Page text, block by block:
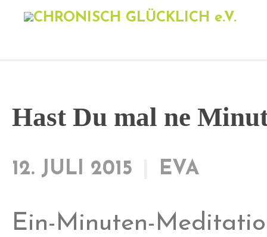
Hast Du mal ne
12. JULI 2015 EVA
Ein-Minuten-